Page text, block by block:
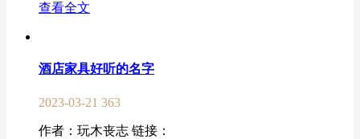
查看全文
酒店家具好听的名字
2023-03-21 363
作者：玩木丧志 链接：